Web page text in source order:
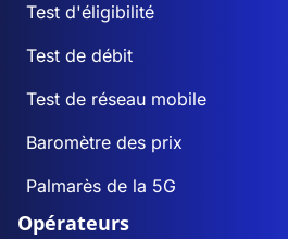
Test d'éligibilité
Test de débit
Test de réseau mobile
Baromètre des prix
Palmarès de la 5G
Opérateurs